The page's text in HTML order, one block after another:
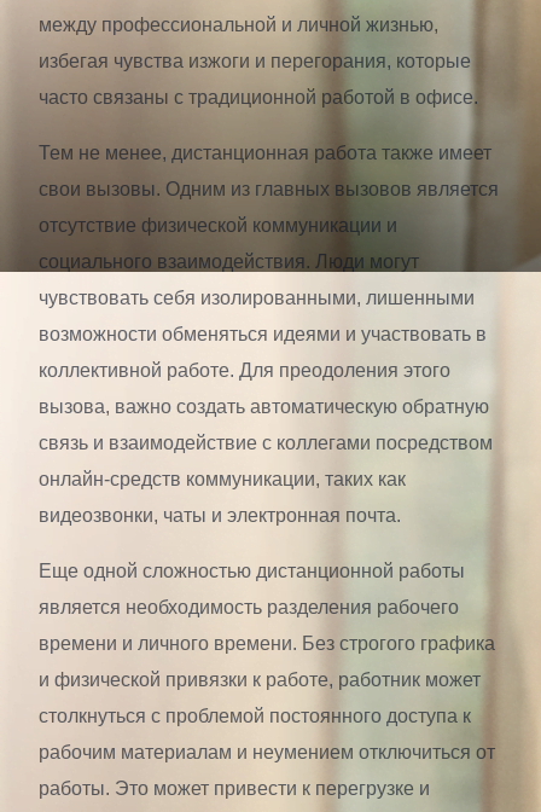
между профессиональной и личной жизнью,
избегая чувства изжоги и перегорания, которые
часто связаны с традиционной работой в офисе.
Тем не менее, дистанционная работа также имеет
свои вызовы. Одним из главных вызовов является
отсутствие физической коммуникации и
социального взаимодействия. Люди могут
чувствовать себя изолированными, лишенными
возможности обменяться идеями и участвовать в
коллективной работе. Для преодоления этого
вызова, важно создать автоматическую обратную
связь и взаимодействие с коллегами посредством
онлайн-средств коммуникации, таких как
видеозвонки, чаты и электронная почта.
Еще одной сложностью дистанционной работы
является необходимость разделения рабочего
времени и личного времени. Без строгого графика
и физической привязки к работе, работник может
столкнуться с проблемой постоянного доступа к
рабочим материалам и неумением отключиться от
работы. Это может привести к перегрузке и